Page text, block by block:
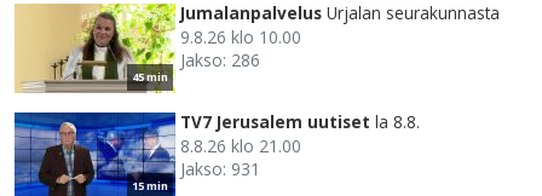
45 min
Jumalanpalvelus Urjalan seurakunnasta
9.8.26 klo 10.00
Jakso: 286
15 min
TV7 Jerusalem uutiset la 8.8.
8.8.26 klo 21.00
Jakso: 931